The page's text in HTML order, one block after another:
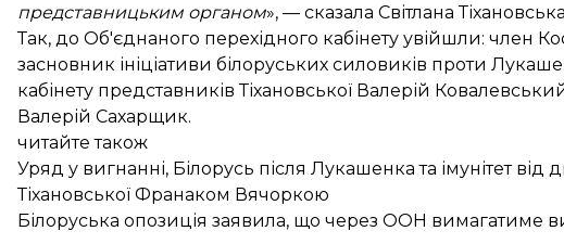
представницьким органом», — сказала Світлана
Так, до Об'єднаного перехідного кабінету увійшли: член
засновник ініціативи білоруських силовиків проти
кабінету представників Тіхановської Валерій
Валерій Сахарщик.
читайте також
Уряд у вигнанні, Білорусь після Лукашенка та імунітет
Тіхановської Франаком Вячоркою
Білоруська опозиція заявила, що через ООН вимагатиме